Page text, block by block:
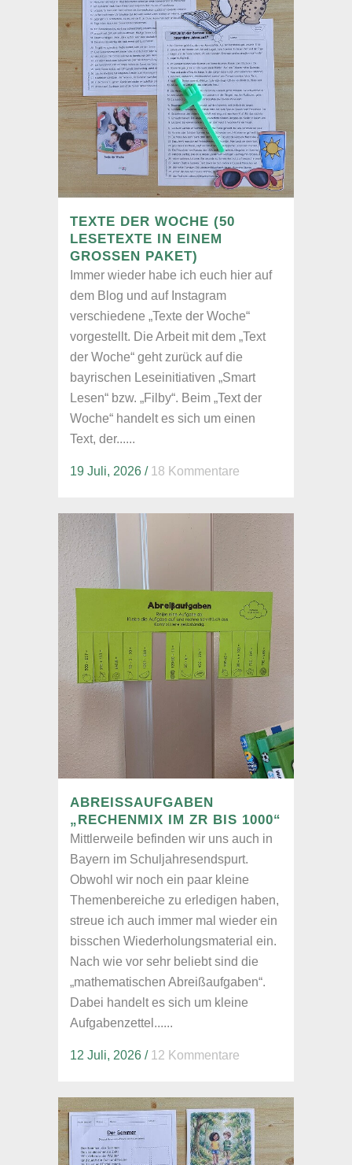
TEXTE DER WOCHE (50
LESETEXTE IN EINEM
GROSSEN PAKET)
Immer wieder habe ich euch hier auf
dem Blog und auf Instagram
verschiedene „Texte der Woche“
vorgestellt. Die Arbeit mit dem „Text
der Woche“ geht zurück auf die
bayrischen Leseinitiativen „Smart
Lesen“ bzw. „Filby“. Beim „Text der
Woche“ handelt es sich um einen
Text, der......
19 Juli, 2026 / 18 Kommentare
ABREISSAUFGABEN „
RECHENMIX IM ZR BIS 1000“
Mittlerweile befinden wir uns auch in
Bayern im Schuljahresendspurt.
Obwohl wir noch ein paar kleine
Themenbereiche zu erledigen haben,
streue ich auch immer mal wieder ein
bisschen Wiederholungsmaterial ein.
Nach wie vor sehr beliebt sind die
„mathematischen Abreißaufgaben“.
Dabei handelt es sich um kleine
Aufgabenzettel......
12 Juli, 2026 / 12 Kommentare